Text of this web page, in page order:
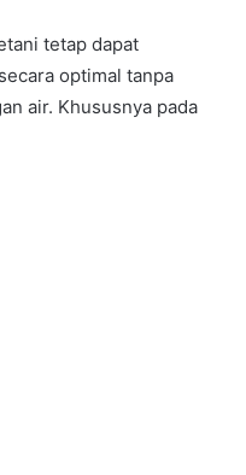
tetap dapat
optimal tanpa
air. Khususnya pada